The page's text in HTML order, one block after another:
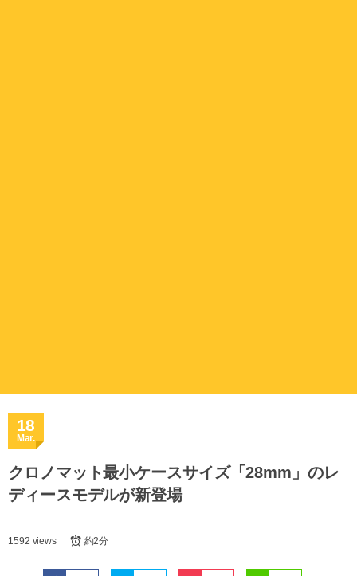
18
Mar.
クロノマット最小ケースサイズ「28mm」のレ
ディースモデルが新登場
1592 views 約2分